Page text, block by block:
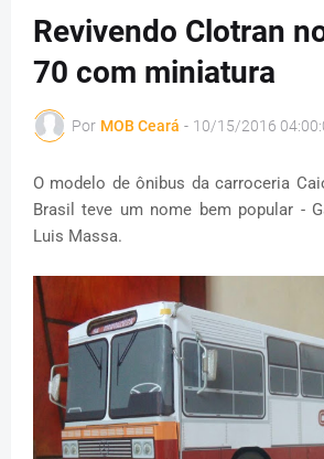
Revivendo Clotran
70 com miniatura
Por MOB Ceará - 10/15/2016
O modelo de ônibus da carroceria
Brasil teve um nome bem popular -
Luis Massa.